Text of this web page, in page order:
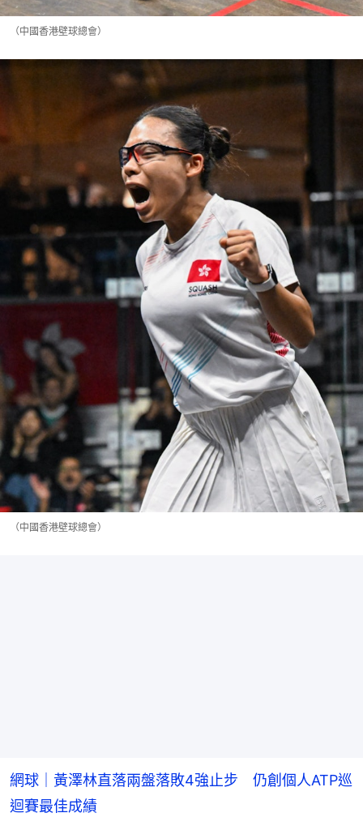
（中國香港壁球總會）
（中國香港壁球總會）
網球｜黃澤林直落兩盤落敗4強止步 仍創個人ATP巡
迴賽最佳成績